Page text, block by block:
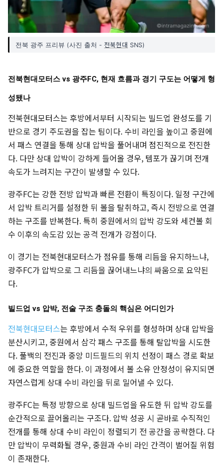
전북 광주 프리뷰 (사진 출처 - 전북현대 SNS)
전북현대모터스 vs 광주FC, 현재 흐름과 경기 구도는 어떻게 형
성됐나
전북현대모터스는 후방에서부터 시작되는 빌드업 완성도를 기
반으로 경기 주도권을 잡는 팀이다. 수비 라인을 높이고 중원에
서 패스 연결을 통해 상대 압박을 풀어내며 점진적으로 전진한
다. 다만 상대 압박이 강하게 들어올 경우, 템포가 끊기며 전개
속도가 느려지는 구간이 발생할 수 있다.
광주FC는 강한 전방 압박과 빠른 전환이 특징이다. 일정 구간에
서 압박 트리거를 설정한 뒤 볼을 탈취하고, 즉시 전방으로 연결
하는 구조를 반복한다. 특히 중원에서의 압박 강도와 세컨볼 회
수 이후의 속도감 있는 공격 전개가 강점이다.
이 경기는 전북현대모터스가 점유를 통해 리듬을 유지하느냐,
광주FC가 압박으로 그 리듬을 끊어내느냐의 싸움으로 요약된
다.
빌드업 vs 압박, 전술 구조 충돌의 핵심은 어디인가
전북현대모터스는 후방에서 수적 우위를 형성하며 상대 압박을
분산시키고, 중원에서 삼각 패스 구조를 통해 탈압박을 시도한
다. 풀백의 전진과 중앙 미드필드의 위치 선정이 패스 경로 확보
에 중요한 역할을 한다. 이 과정에서 볼 소유 안정성이 유지되면
자연스럽게 상대 수비 라인을 뒤로 밀어낼 수 있다.
광주FC는 특정 방향으로 상대 빌드업을 유도한 뒤 압박 강도를
순간적으로 끌어올리는 구조다. 압박 성공 시 곧바로 수직적인
전개를 통해 상대 수비 라인이 정렬되기 전 공간을 공략한다. 다
만 압박이 무력화될 경우, 중원과 수비 라인 간격이 벌어질 위험
이 존재한다.